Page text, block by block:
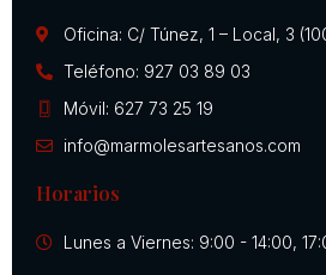
Oficina: C/ Túnez, 1 – Local, 3
Teléfono: 927 03 89 03
Móvil: 627 73 25 19
info@marmolesartesanos.com
Horarios
Lunes a Viernes: 9:00 - 14:00,